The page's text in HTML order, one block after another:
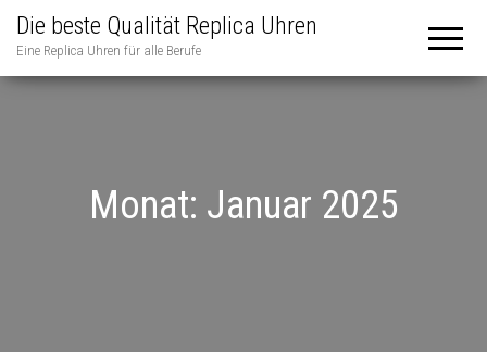
Die beste Qualität Replica Uhren
Eine Replica Uhren für alle Berufe
Monat: Januar 2025